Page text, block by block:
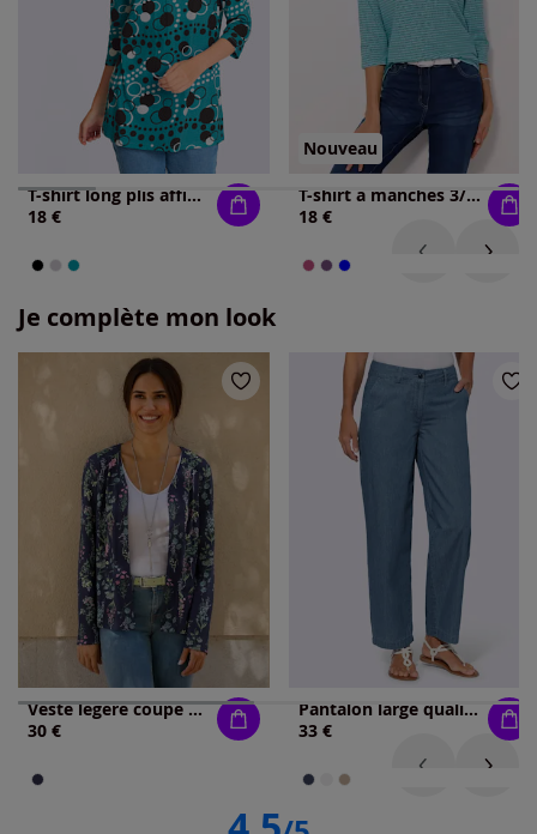
T-shirt long plis affinants à l'encolure
18 €
Nouveau
T-shirt à manches 3/4 imprimé minimaliste moderne
18 €
Je complète mon look
Veste légère coupe ouverte
30 €
Pantalon large qualité jean légère et estivale
33 €